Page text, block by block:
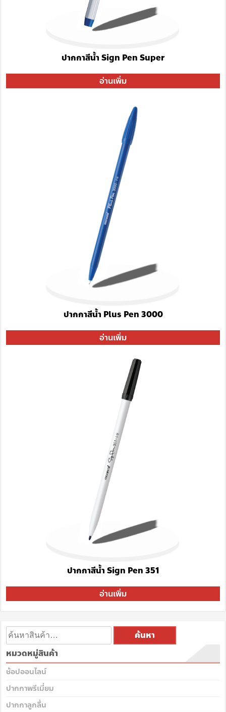
ปากกาสีน้ำ Sign Pen Super
อ่านเพิ่ม
ปากกาสีน้ำ Plus Pen 3000
อ่านเพิ่ม
ปากกาสีน้ำ Sign Pen 351
อ่านเพิ่ม
ค้นหา
หมวดหมู่สินค้า
ช้อปออนไลน์
ปากกาพรีเมี่ยม
ปากกาลูกลื่น